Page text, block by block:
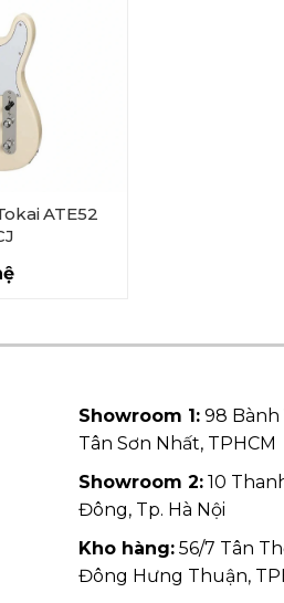
ATE52
Showroom 1: 98 Bành
Tân Sơn Nhất, TPHCM
Showroom 2: 10
Đông, Tp. Hà Nội
Kho hàng: 56/7 Tân
Đông Hưng Thuận,